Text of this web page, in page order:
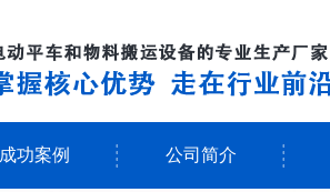
成功案例 公司简介